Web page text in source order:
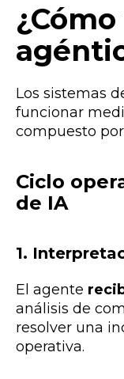
Los sistemas
funcionar
compuesto
Ciclo
de IA
1.
El agente
análisis de
resolver una
operativa.